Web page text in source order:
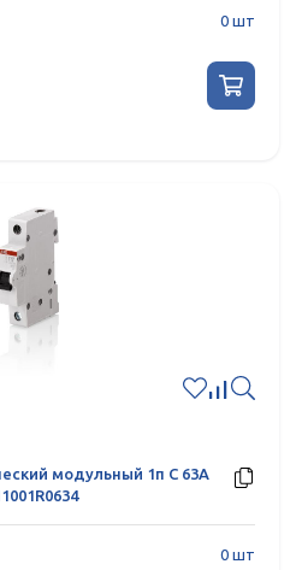
0 шт
модульный 1п C 63А
0 шт